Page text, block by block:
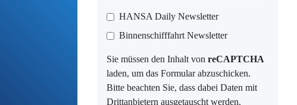
HANSA Daily Newsletter
Binnenschifffahrt Newsletter
Sie müssen den Inhalt von reCAPTCHA
laden, um das Formular abzuschicken.
Bitte beachten Sie, dass dabei Daten mit
Drittanbietern ausgetauscht werden.